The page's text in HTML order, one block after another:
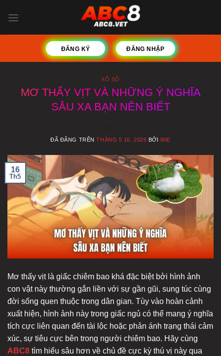
đến
ĐĂNG KÝ ĐĂNG NHẬP
XỔ SỐ
MƠ THẤY VỊT VÀ NHỮNG Ý NGHĨA
SÂU XA BẠN NÊN BIẾT
ĐÃ ĐĂNG TRÊNTHÁNG 5 16, 2026 BỞI MIE
16
Th5
Mơ thấy vịt là giấc chiêm bao khá đặc biệt bởi hình ảnh
con vật này thường gắn liền với sự gần gũi, sung túc cùng
đời sống quen thuộc trong dân gian. Tùy vào hoàn cảnh
xuất hiện, hình ảnh này trong giấc ngủ có thể mang ý nghĩa
tích cực liên quan đến tài lộc hoặc phản ánh trạng thái cảm
xúc, sự tiêu cực bên trong người chiêm bao. Hãy cùng
ABC8 tìm hiểu sâu hơn về chủ đề cực kỳ thú vị này qua